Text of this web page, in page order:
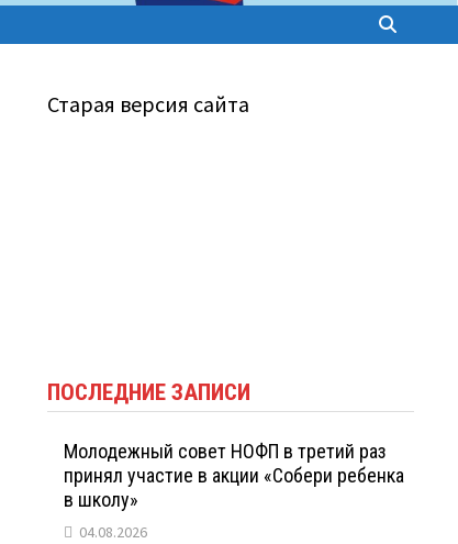
Старая версия сайта
ПОСЛЕДНИЕ ЗАПИСИ
Молодежный совет НОФП в третий раз
принял участие в акции «Собери ребенка
в школу»
04.08.2026